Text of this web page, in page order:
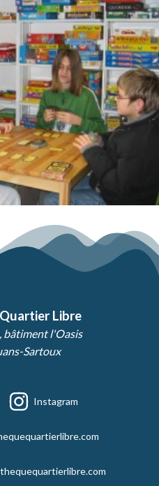
ado
Libre
bâtiment l'Oasis
Sartoux
Instagram